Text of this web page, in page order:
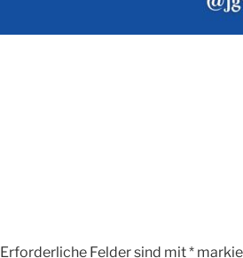
Erforderliche Felder sind mit*